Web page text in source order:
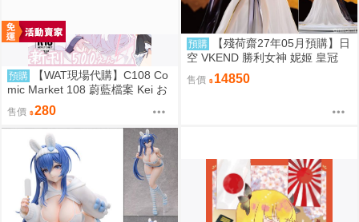
預購
【WAT現場代購】C108 Co
mic Market 108 蔚藍檔案 Kei お
ねがい!! ケイちゃんっ♡
售價 280
預購
【殘荷齋27年05月預購】日
空 VKEND 勝利女神 妮姬 皇冠
榮耀之花 1/4 附特典
售價 14850